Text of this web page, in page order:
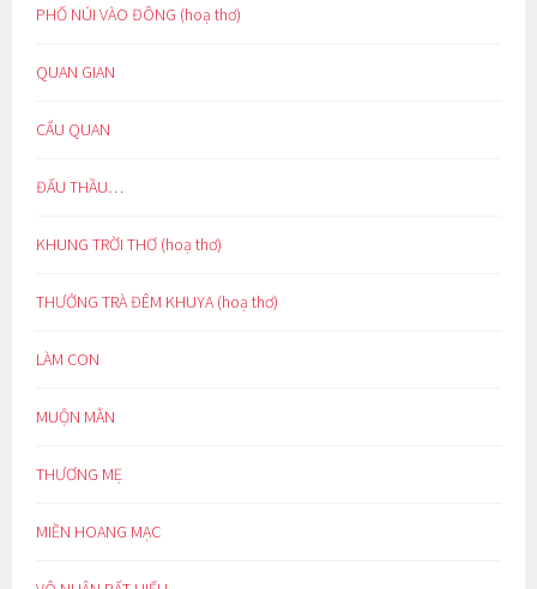
PHỐ NÚI VÀO ĐÔNG (hoạ thơ)
QUAN GIAN
CẨU QUAN
ĐẤU THẦU…
KHUNG TRỜI THƠ (hoạ thơ)
THƯỞNG TRÀ ĐÊM KHUYA (hoạ thơ)
LÀM CON
MUỘN MẰN
THƯƠNG MẸ
MIỀN HOANG MẠC